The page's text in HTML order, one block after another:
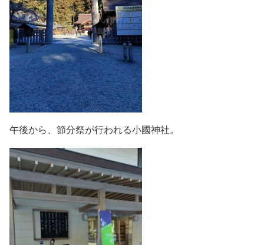
午後から、節分祭が行われる小國神社。